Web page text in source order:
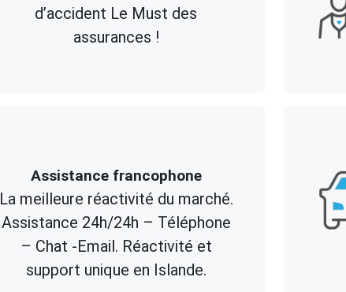
d’accident Le Must des
assurances !
Assistance francophone
La meilleure réactivité du marché.
Assistance 24h/24h – Téléphone
– Chat -Email. Réactivité et
support unique en Islande.